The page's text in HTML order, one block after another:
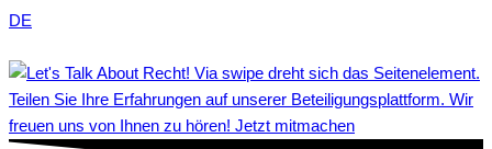
DE
Teilen Sie Ihre Erfahrungen auf unserer Beteiligungsplattform. Wir
freuen uns von Ihnen zu hören! Jetzt mitmachen